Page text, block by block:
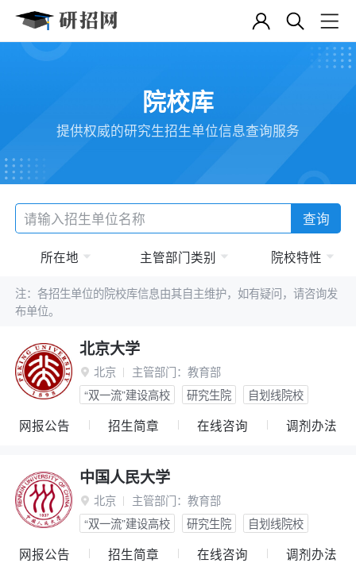
院校库
提供权威的研究生招生单位信息查询服务
查询
所在地 主管部门类别 院校特性
注：各招生单位的院校库信息由其自主维护，如有疑问，请咨询发
布单位。
北京大学
 北京 主管部门： 教育部
“双一流”建设高校
研究生院 自划线院校
网报公告 招生简章 在线咨询 调剂办法
中国人民大学
 北京 主管部门： 教育部
“双一流”建设高校
研究生院 自划线院校
网报公告 招生简章 在线咨询 调剂办法